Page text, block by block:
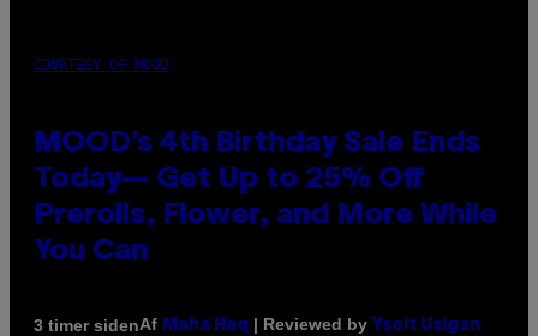
COURTESY OF MOOD
MOOD’s 4th Birthday Sale Ends
Today— Get Up to 25% Off
Prerolls, Flower, and More While
You Can
3 timer sidenAf Maha Haq | Reviewed by Ysolt Usigan